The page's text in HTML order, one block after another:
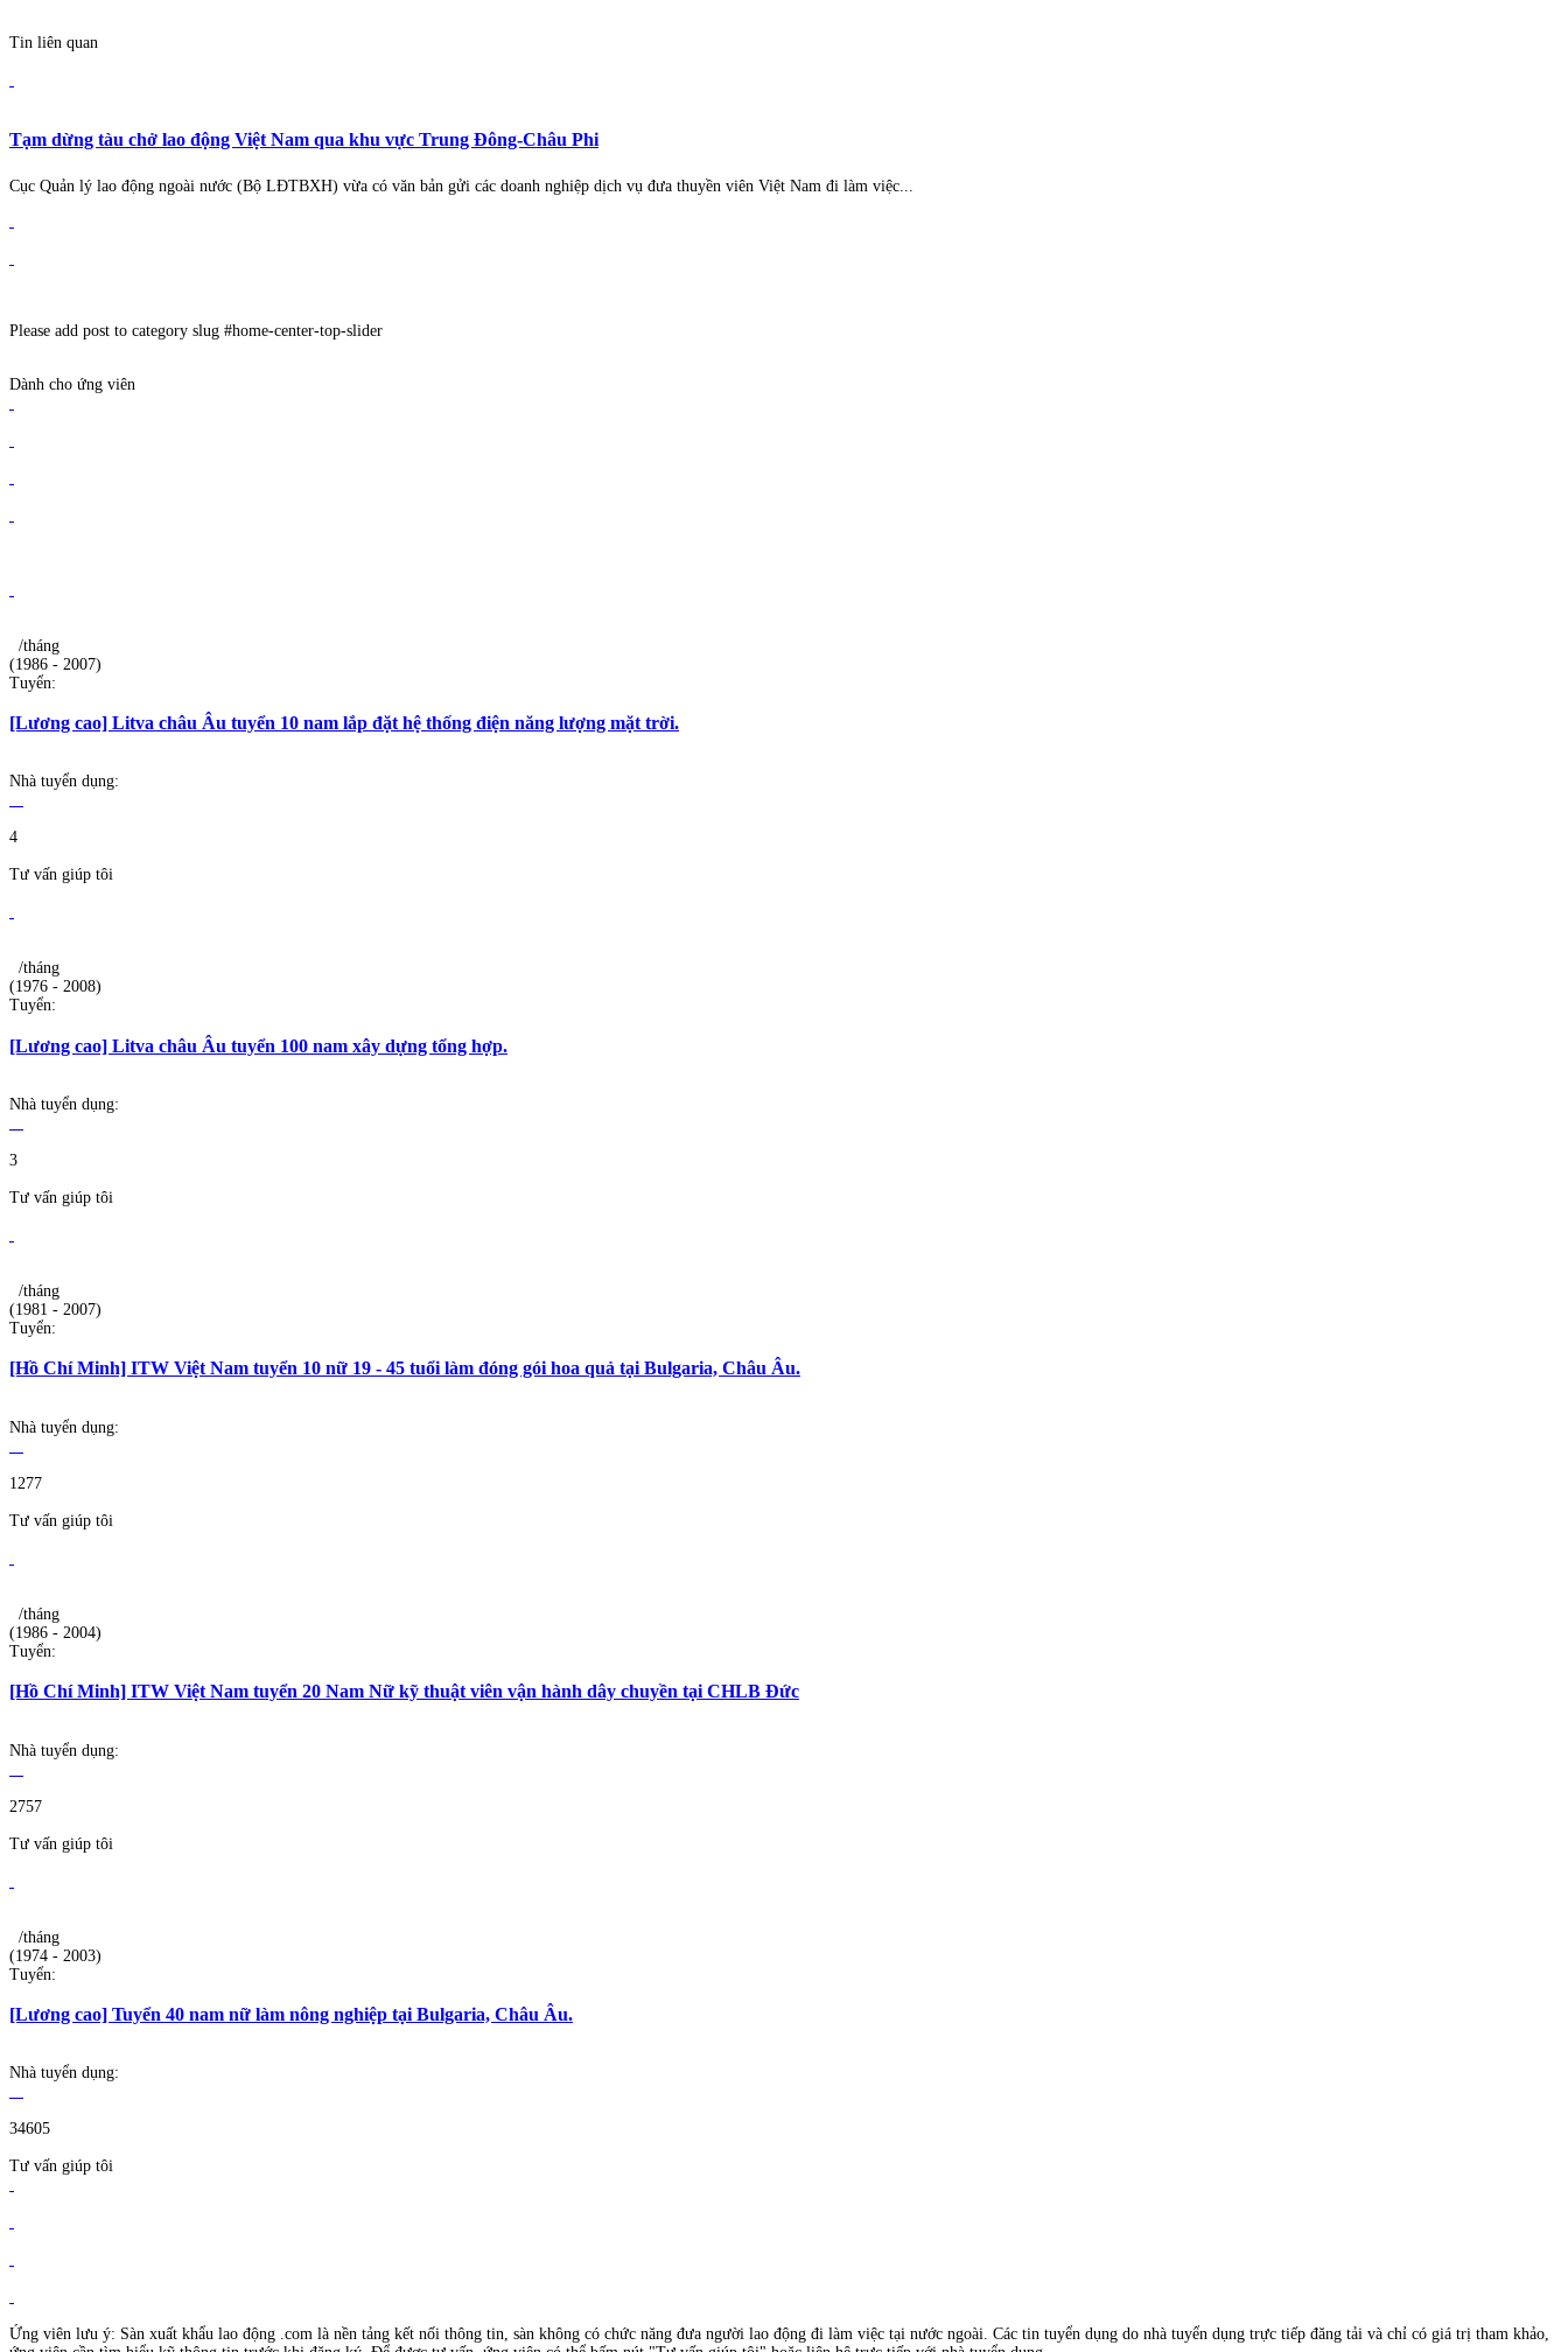
Tin liên quan
Tạm dừng tàu chở lao động Việt Nam qua khu vực Trung Đông-Châu Phi
Cục Quản lý lao động ngoài nước (Bộ LĐTBXH) vừa có văn bản gửi các doanh nghiệp dịch vụ đưa thuyền viên Việt Nam đi làm việc...
Please add post to category slug #home-center-top-slider
Dành cho ứng viên
/tháng
(1986 - 2007)
Tuyển:
[Lương cao] Litva châu Âu tuyển 10 nam lắp đặt hệ thống điện năng lượng mặt trời.
Nhà tuyển dụng:
4
Tư vấn giúp tôi
/tháng
(1976 - 2008)
Tuyển:
[Lương cao] Litva châu Âu tuyển 100 nam xây dựng tổng hợp.
Nhà tuyển dụng:
3
Tư vấn giúp tôi
/tháng
(1981 - 2007)
Tuyển:
[Hồ Chí Minh] ITW Việt Nam tuyển 10 nữ 19 - 45 tuổi làm đóng gói hoa quả tại Bulgaria, Châu Âu.
Nhà tuyển dụng:
1277
Tư vấn giúp tôi
/tháng
(1986 - 2004)
Tuyển:
[Hồ Chí Minh] ITW Việt Nam tuyển 20 Nam Nữ kỹ thuật viên vận hành dây chuyền tại CHLB Đức
Nhà tuyển dụng:
2757
Tư vấn giúp tôi
/tháng
(1974 - 2003)
Tuyển:
[Lương cao] Tuyển 40 nam nữ làm nông nghiệp tại Bulgaria, Châu Âu.
Nhà tuyển dụng:
34605
Tư vấn giúp tôi
Ứng viên lưu ý: Sàn xuất khẩu lao động .com là nền tảng kết nối thông tin, sàn không có chức năng đưa người lao động đi làm việc tại nước ngoài. Các tin tuyển dụng do nhà tuyển dụng trực tiếp đăng tải và chỉ có giá trị tham khảo,